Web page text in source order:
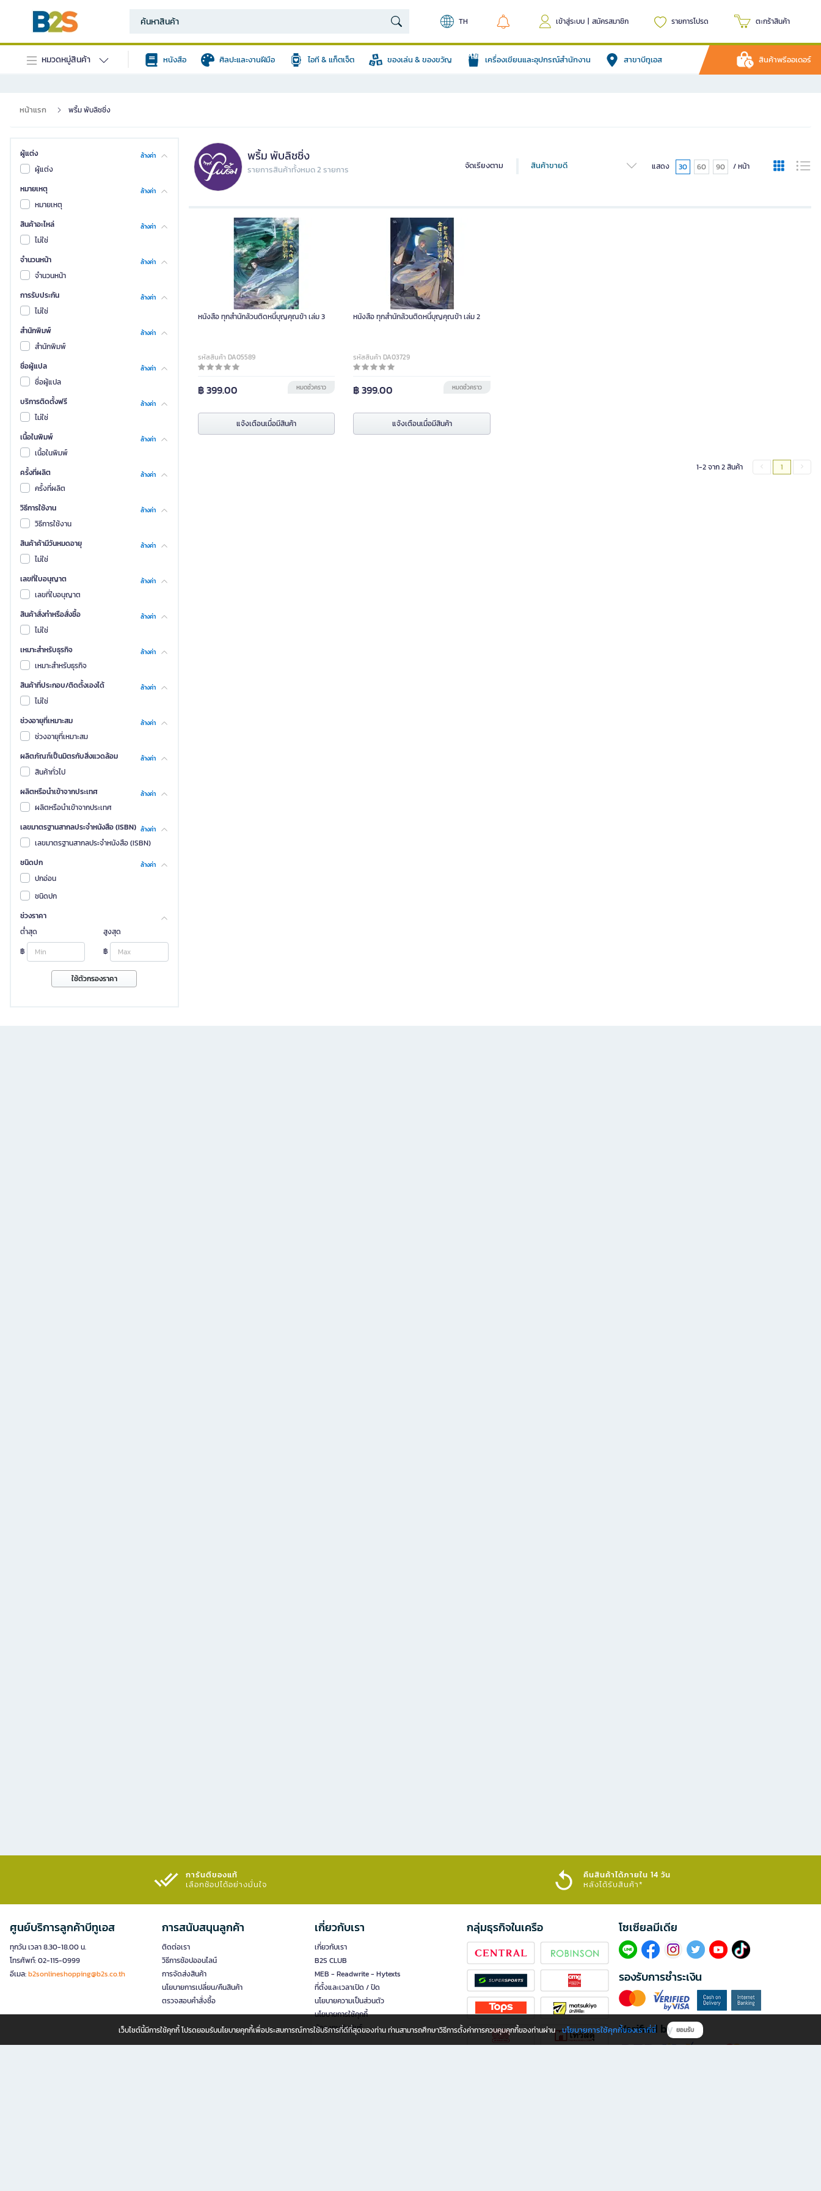
TH เข้าสู่ระบบ | สมัครสมาชิก รายการโปรด ตะกร้าสินค้า
หมวดหมู่สินค้า หนังสือ ศิลปะและงานฝีมือ ไอที & แก็ตเจ็ต ของเล่น & ของขวัญ เครื่องเขียนและอุปกรณ์สำนักงาน สาขาบีทูเอส สินค้าพรีออเดอร์
หน้าแรก พริ้ม พับลิชชิ่ง
ผู้แต่ง ล้างค่า
ผู้แต่ง
หมายเหตุ
ล้างค่า
หมายเหตุ
สินค้าอะไหล่
ล้างค่า
ไม่ใช่
จำนวนหน้า
ล้างค่า
จำนวนหน้า
การรับประกัน
ล้างค่า
ไม่ใช่
สำนักพิมพ์
ล้างค่า
สำนักพิมพ์
ชื่อผู้แปล
ล้างค่า
ชื่อผู้แปล
บริการติดตั้งฟรี
ล้างค่า
ไม่ใช่
เนื้อในพิมพ์
ล้างค่า
เนื้อในพิมพ์
ครั้งที่ผลิต
ล้างค่า
ครั้งที่ผลิต
วิธีการใช้งาน
ล้างค่า
วิธีการใช้งาน
สินค้าค้ามีวันหมดอายุ
ล้างค่า
ไม่ใช่
เลขที่ใบอนุญาต
ล้างค่า
เลขที่ใบอนุญาต
สินค้าสั่งทำหรือสั่งซื้อ
ล้างค่า
ไม่ใช่
เหมาะสำหรับธุรกิจ
ล้างค่า
เหมาะสำหรับธุรกิจ
สินค้าที่ประกอบ/ติดตั้งเองได้
ล้างค่า
ไม่ใช่
ช่วงอายุที่เหมาะสม
ล้างค่า
ช่วงอายุที่เหมาะสม
ผลิตภัณฑ์เป็นมิตรกับสิ่งแวดล้อม
ล้างค่า
สินค้าทั่วไป
ผลิตหรือนำเข้าจากประเทศ
ล้างค่า
ผลิตหรือนำเข้าจากประเทศ
เลขมาตรฐานสากลประจำหนังสือ (ISBN) ล้างค่า
เลขมาตรฐานสากลประจำหนังสือ (ISBN)
ชนิดปก
ล้างค่า
ปกอ่อน
ชนิดปก
ช่วงราคา
ต่ำสุด
฿
สูงสุด
฿
ใช้ตัวกรองราคา
พริ้ม พับลิชชิ่ง
รายการสินค้าทั้งหมด 2 รายการ จัดเรียงตาม สินค้าขายดี แสดง 30 60 90 / หน้า
หนังสือ ทุกสำนักล้วนติดหนี้บุญคุณข้า เล่ม 3
รหัสสินค้า DA05589
฿ 399.00 หมดชั่วคราว
แจ้งเตือนเมื่อมีสินค้า
หนังสือ ทุกสำนักล้วนติดหนี้บุญคุณข้า เล่ม 2
รหัสสินค้า DA03729
฿ 399.00 หมดชั่วคราว
แจ้งเตือนเมื่อมีสินค้า
1-2 จาก 2 สินค้า 1
การันตีของแท้
เลือกช้อปได้อย่างมั่นใจ​
คืนสินค้าได้ภายใน 14 วัน
หลังได้รับสินค้า*
ศูนย์บริการลูกค้าบีทูเอส
ทุกวัน เวลา 8.30-18.00 น.
โทรศัพท์: 02-115-0999
อีเมล:b2sonlineshopping@b2s.co.th
การสนับสนุนลูกค้า
ติดต่อเรา
วิธีการช้อปออนไลน์
การจัดส่งสินค้า
นโยบายการเปลี่ยน/คืนสินค้า
ตรวจสอบคำสั่งซื้อ
เกี่ยวกับเรา
เกี่ยวกับเรา
B2S CLUB
MEB - Readwrite - Hytexts
ที่ตั้งและเวลาเปิด / ปิด
นโยบายความเป็นส่วนตัว
นโยบายการใช้คุกกี้
นักลงทุนสัมพันธ์
กลุ่มธุรกิจในเครือ โซเซียลมีเดีย​
รองรับการชำระเงิน
Verified by
เว็บไซต์นี้มีการใช้คุกกี้ โปรดยอมรับนโยบายคุกกี้เพื่อประสบการณ์การใช้บริการที่ดีที่สุดของท่าน ท่านสามารถศึกษาวิธีการตั้งค่าการควบคุมคุกกี้ของท่านผ่าน นโยบายการใช้คุกกี้ของเราที่นี่ ยอมรับ